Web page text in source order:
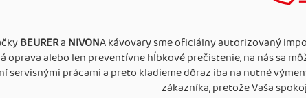
BEURERa NIVONA kávovary sme oficiálny autorizovaný
oprava alebo len preventívne hĺbkové prečistenie, na nás sa
servisnými prácami a preto kladieme dôraz iba na nutné
zákazníka, pretože Vaša